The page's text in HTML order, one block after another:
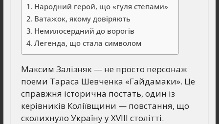
Народний герой, що «гуля степами»
Ватажок, якому довіряють
Немилосердний до ворогів
Легенда, що стала символом
Максим Залізняк — не просто персонаж
поеми Тараса Шевченка «Гайдамаки». Це
справжня історична постать, один із
керівників Коліївщини — повстання, що
сколихнуло Україну у XVIII столітті.